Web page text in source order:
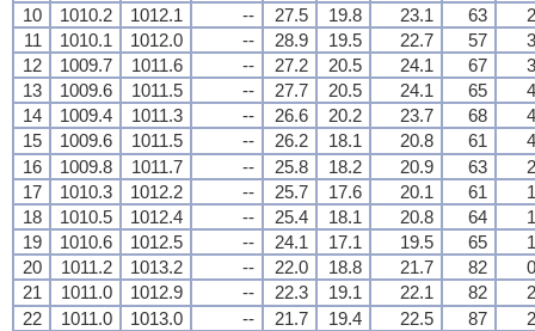
10
1010.2 1012.1 -- 27.5 19.8 23.1 63
11
1010.1 1012.0 -- 28.9 19.5 22.7 57
12
1009.7 1011.6 -- 27.2 20.5 24.1 67
13
1009.6 1011.5 -- 27.7 20.5 24.1 65
14
1009.4 1011.3 -- 26.6 20.2 23.7 68
15
1009.6 1011.5 -- 26.2 18.1 20.8 61
16
1009.8 1011.7 -- 25.8 18.2 20.9 63
17
1010.3 1012.2 -- 25.7 17.6 20.1 61
18
1010.5 1012.4 -- 25.4 18.1 20.8 64
19
1010.6 1012.5 -- 24.1 17.1 19.5 65
20
1011.2 1013.2 -- 22.0 18.8 21.7 82
21
1011.0 1012.9 -- 22.3 19.1 22.1 82
22
1011.0 1013.0 -- 21.7 19.4 22.5 87